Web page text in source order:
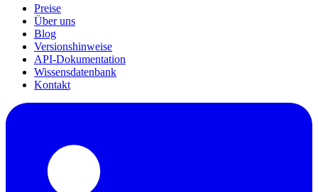
Preise
Über uns
Blog
Versionshinweise
API-Dokumentation
Wissensdatenbank
Kontakt